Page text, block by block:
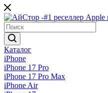
Каталог
iPhone
iPhone 17 Pro
iPhone 17 Pro Max
iPhone Air